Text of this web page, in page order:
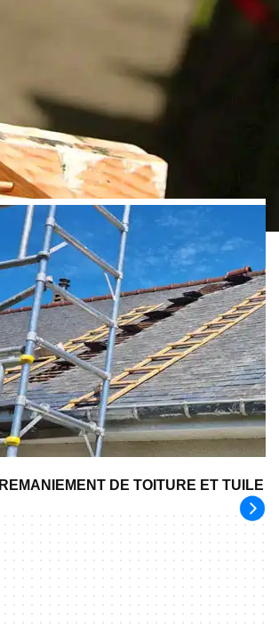
REMANIEMENT DE TOITURE ET TUILE